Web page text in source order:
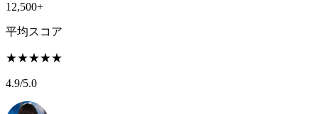
12,500+
平均スコア
★★★★★
4.9/5.0